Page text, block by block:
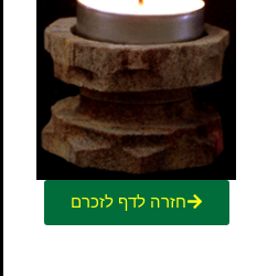
חזרה לדף לזכרם